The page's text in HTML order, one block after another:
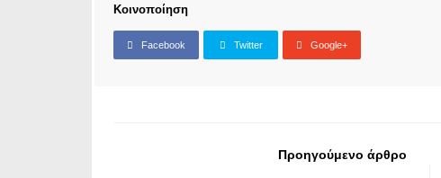
Κοινοποίηση
Facebook Twitter Google+
Προηγούμενο άρθρο